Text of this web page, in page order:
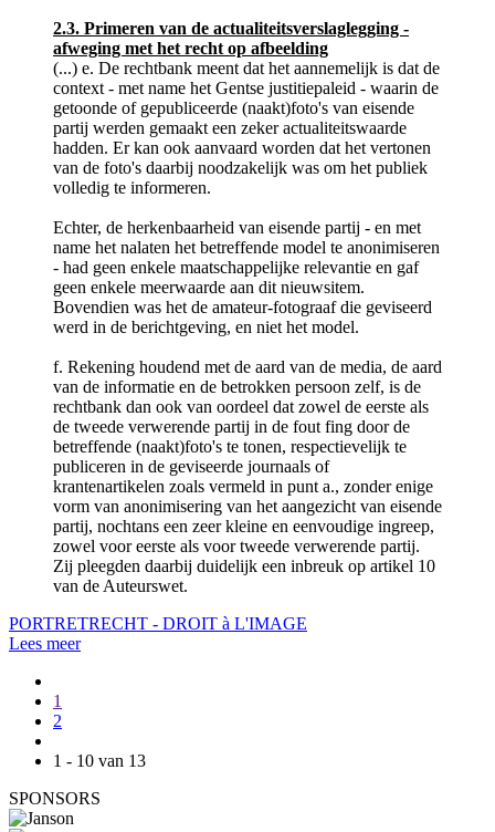
2.3. Primeren van de actualiteitsverslaglegging -
afweging met het recht op afbeelding
(...) e. De rechtbank meent dat het aannemelijk is dat de
context - met name het Gentse justitiepaleid - waarin de
getoonde of gepubliceerde (naakt)foto's van eisende
partij werden gemaakt een zeker actualiteitswaarde
hadden. Er kan ook aanvaard worden dat het vertonen
van de foto's daarbij noodzakelijk was om het publiek
volledig te informeren.
Echter, de herkenbaarheid van eisende partij - en met
name het nalaten het betreffende model te anonimiseren
- had geen enkele maatschappelijke relevantie en gaf
geen enkele meerwaarde aan dit nieuwsitem.
Bovendien was het de amateur-fotograaf die geviseerd
werd in de berichtgeving, en niet het model.
f. Rekening houdend met de aard van de media, de aard
van de informatie en de betrokken persoon zelf, is de
rechtbank dan ook van oordeel dat zowel de eerste als
de tweede verwerende partij in de fout fing door de
betreffende (naakt)foto's te tonen, respectievelijk te
publiceren in de geviseerde journaals of
krantenartikelen zoals vermeld in punt a., zonder enige
vorm van anonimisering van het aangezicht van eisende
partij, nochtans een zeer kleine en eenvoudige ingreep,
zowel voor eerste als voor tweede verwerende partij.
Zij pleegden daarbij duidelijk een inbreuk op artikel 10
van de Auteurswet.
PORTRETRECHT - DROIT à L'IMAGE
Lees meer
1
2
1 - 10 van 13
SPONSORS